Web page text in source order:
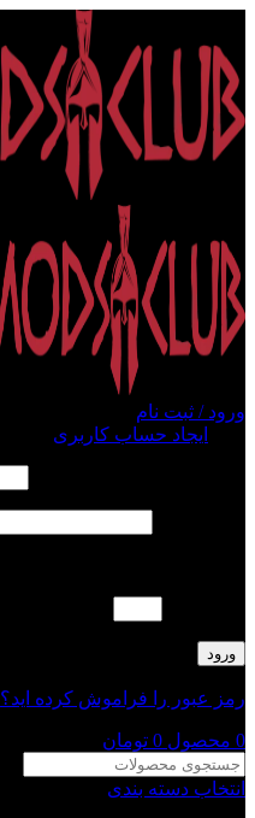
ورود / ثبت نام
ایجاد حساب کاربری
ورود
رمز عبور را فراموش کرده اید؟
0 محصول 0 تومان
انتخاب دسته بندی